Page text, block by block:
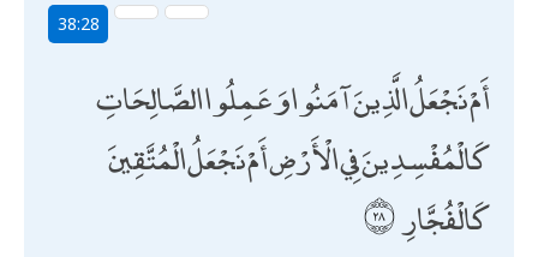
38:28
أَمْ نَجْعَلُ الَّذِينَ آمَنُوا وَعَمِلُوا الصَّالِحَاتِ
كَالْمُفْسِدِينَ فِي الْأَرْضِ أَمْ نَجْعَلُ الْمُتَّقِينَ
كَالْفُجَّارِ